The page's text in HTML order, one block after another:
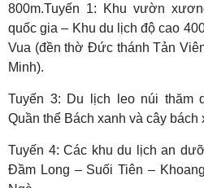
800m.Tuyến 1: Khu vườn
quốc gia – Khu du lịch độ cao
Vua (đền thờ Đức thánh Tản
Minh).
Tuyến 3: Du lịch leo núi thăm
Quần thể Bách xanh và cây bách
Tuyến 4: Các khu du lịch an
Đầm Long – Suối Tiên –